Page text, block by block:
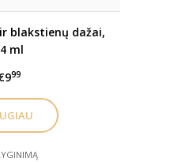
blakstienų dažai,
ml
99